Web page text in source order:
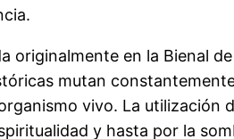
en la Bienal de
mutan
vivo. La utilización
y hasta por la